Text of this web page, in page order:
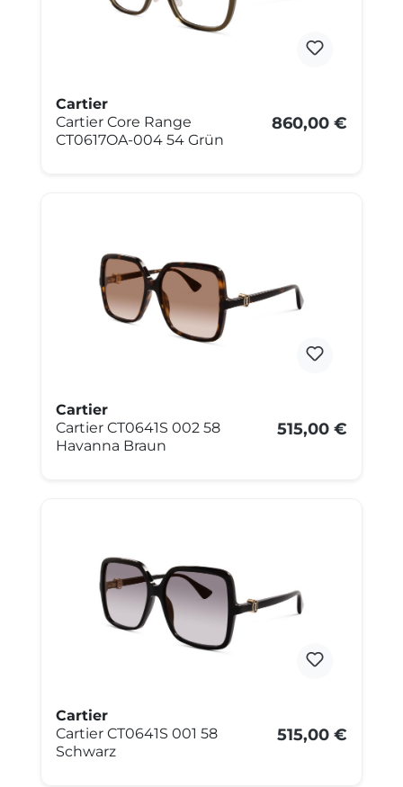
Cartier
Cartier Core Range
CT0617OA-004 54 Grün
860,00 €
Cartier
Cartier CT0641S 002 58
Havanna Braun
515,00 €
Cartier
Cartier CT0641S 001 58
Schwarz
515,00 €